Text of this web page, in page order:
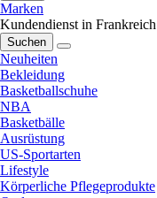
Marken
Kundendienst in Frankreich
Suchen
Neuheiten
Bekleidung
Basketballschuhe
NBA
Basketbälle
Ausrüstung
US-Sportarten
Lifestyle
Körperliche Pflegeprodukte